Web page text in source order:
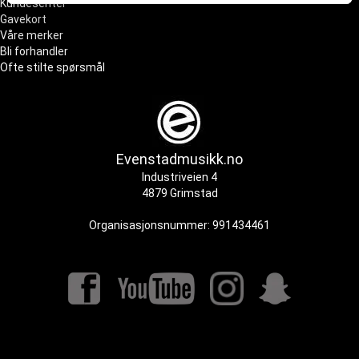
Kundesenter
Gavekort
Våre merker
Bli forhandler
Ofte stilte spørsmål
Evenstadmusikk.no
Industriveien 4
4879 Grimstad
Organisasjonsnummer: 991434461